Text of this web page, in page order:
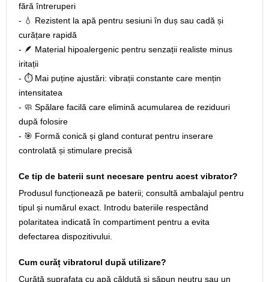
fără întreruperi
- 💧 Rezistent la apă pentru sesiuni în duș sau cadă și
curățare rapidă
- 🪶 Material hipoalergenic pentru senzații realiste minus
iritații
- ⏱️ Mai puține ajustări: vibrații constante care mențin
intensitatea
- 🧼 Spălare facilă care elimină acumularea de reziduuri
după folosire
- 🎯 Formă conică și gland conturat pentru inserare
controlată și stimulare precisă
Ce tip de baterii sunt necesare pentru acest vibrator?
Produsul funcționează pe baterii; consultă ambalajul pentru
tipul și numărul exact. Introdu bateriile respectând
polaritatea indicată în compartiment pentru a evita
defectarea dispozitivului.
Cum curăț vibratorul după utilizare?
Curăță suprafața cu apă călduță și săpun neutru sau un